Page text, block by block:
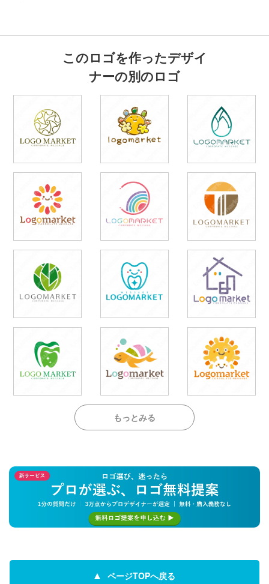
このロゴを作ったデザイ
ナーの別のロゴ
もっとみる
ページTOPへ戻る